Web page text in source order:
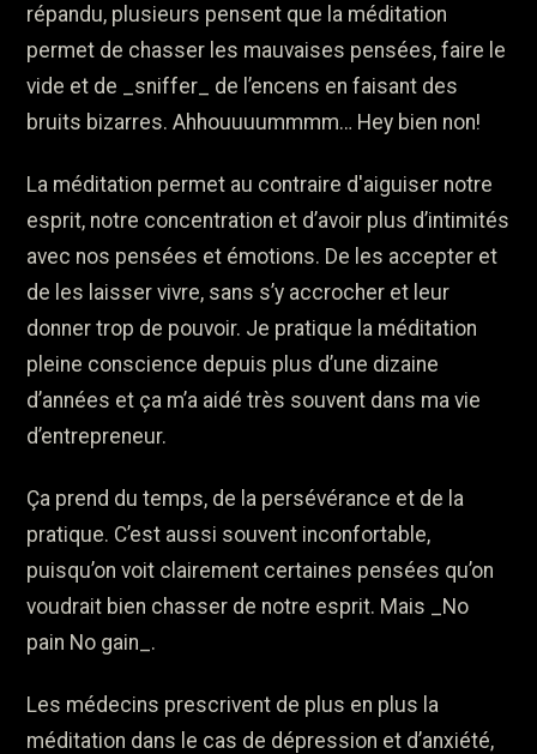
répandu, plusieurs pensent que la méditation
permet de chasser les mauvaises pensées, faire le
vide et de _sniffer_ de l’encens en faisant des
bruits bizarres. Ahhouuuummmm… Hey bien non!
La méditation permet au contraire d'aiguiser notre
esprit, notre concentration et d’avoir plus d’intimités
avec nos pensées et émotions. De les accepter et
de les laisser vivre, sans s’y accrocher et leur
donner trop de pouvoir. Je pratique la méditation
pleine conscience depuis plus d’une dizaine
d’années et ça m’a aidé très souvent dans ma vie
d’entrepreneur.
Ça prend du temps, de la persévérance et de la
pratique. C’est aussi souvent inconfortable,
puisqu’on voit clairement certaines pensées qu’on
voudrait bien chasser de notre esprit. Mais _No
pain No gain_.
Les médecins prescrivent de plus en plus la
méditation dans le cas de dépression et d’anxiété,